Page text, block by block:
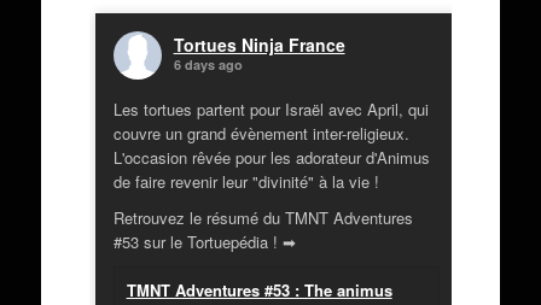
Tortues Ninja France
6 days ago
Les tortues partent pour Israël avec April, qui
couvre un grand évènement inter-religieux.
L'occasion rêvée pour les adorateur d'Animus
de faire revenir leur "divinité" à la vie !
Retrouvez le résumé du TMNT Adventures
#53 sur le Tortuepédia ! ➡
TMNT Adventures #53 : The animus